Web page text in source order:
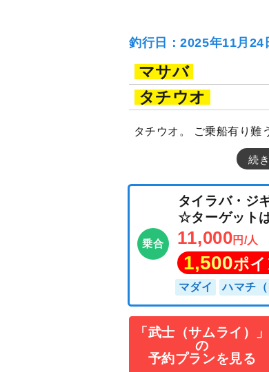
釣行日：2025年11月24
マサバ
タチウオ
タチウオ。 ご乗船有り難
続
タイラバ
「武士（サムライ）」
の
予約プランを見る